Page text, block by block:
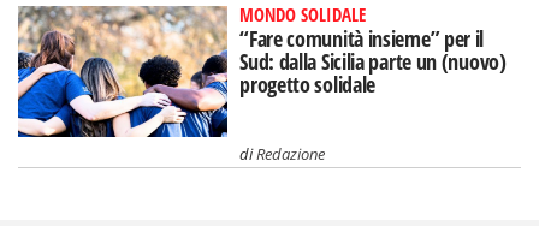
MONDO SOLIDALE
“Fare comunità insieme” per il
Sud: dalla Sicilia parte un (nuovo)
progetto solidale
diRedazione